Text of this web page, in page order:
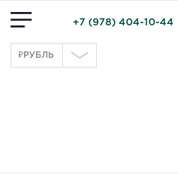
+7 (978) 404-10-44
₽РУБЛЬ